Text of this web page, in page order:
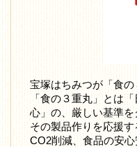
宝塚はちみつが「食
「食の３重丸」とは
心」の、厳しい基準
その製品作りを応援
CO2削減、食品の安